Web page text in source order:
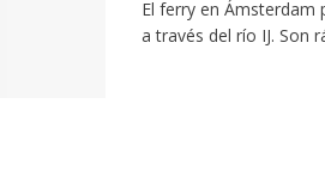
El ferry en Ámsterdam
a través del río IJ. Son